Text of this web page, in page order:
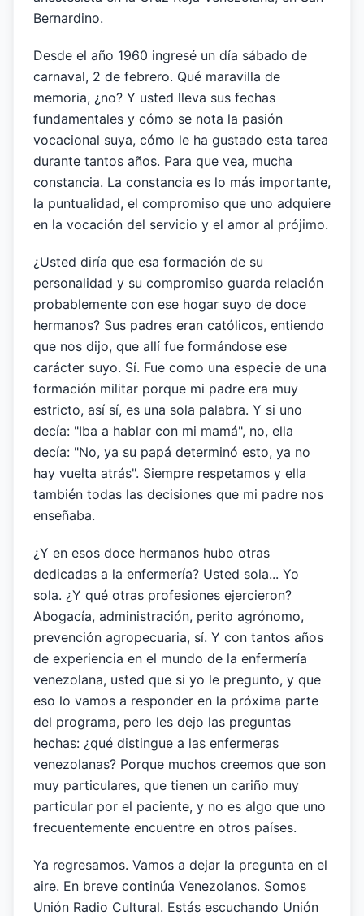
Bernardino.
Desde el año 1960 ingresé un día sábado de
carnaval, 2 de febrero. Qué maravilla de
memoria, ¿no? Y usted lleva sus fechas
fundamentales y cómo se nota la pasión
vocacional suya, cómo le ha gustado esta tarea
durante tantos años. Para que vea, mucha
constancia. La constancia es lo más importante,
la puntualidad, el compromiso que uno adquiere
en la vocación del servicio y el amor al prójimo.
¿Usted diría que esa formación de su
personalidad y su compromiso guarda relación
probablemente con ese hogar suyo de doce
hermanos? Sus padres eran católicos, entiendo
que nos dijo, que allí fue formándose ese
carácter suyo. Sí. Fue como una especie de una
formación militar porque mi padre era muy
estricto, así sí, es una sola palabra. Y si uno
decía: "Iba a hablar con mi mamá", no, ella
decía: "No, ya su papá determinó esto, ya no
hay vuelta atrás". Siempre respetamos y ella
también todas las decisiones que mi padre nos
enseñaba.
¿Y en esos doce hermanos hubo otras
dedicadas a la enfermería? Usted sola... Yo
sola. ¿Y qué otras profesiones ejercieron?
Abogacía, administración, perito agrónomo,
prevención agropecuaria, sí. Y con tantos años
de experiencia en el mundo de la enfermería
venezolana, usted que si yo le pregunto, y que
eso lo vamos a responder en la próxima parte
del programa, pero les dejo las preguntas
hechas: ¿qué distingue a las enfermeras
venezolanas? Porque muchos creemos que son
muy particulares, que tienen un cariño muy
particular por el paciente, y no es algo que uno
frecuentemente encuentre en otros países.
Ya regresamos. Vamos a dejar la pregunta en el
aire. En breve continúa Venezolanos. Somos
Unión Radio Cultural. Estás escuchando Unión